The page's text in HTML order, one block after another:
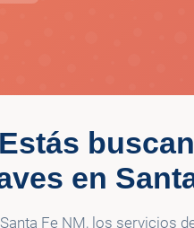
en
Fe NM, los servicios